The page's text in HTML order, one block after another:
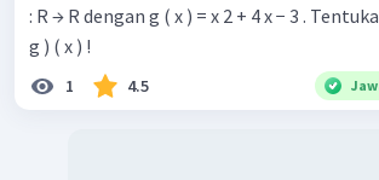
: R → R dengan g ( x ) = x 2 + 4 x − 3 .
g ) ( x ) !
1 4.5